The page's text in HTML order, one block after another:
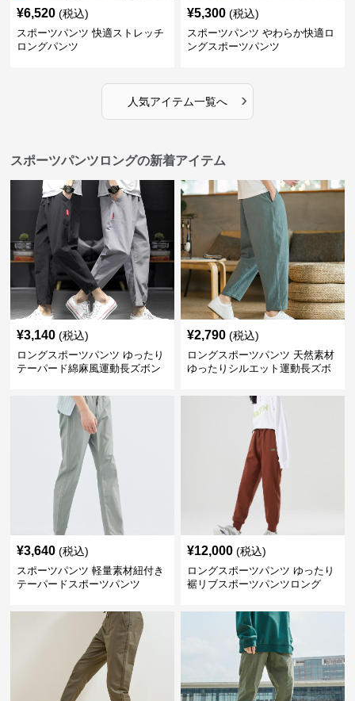
¥6,520 (税込)
スポーツパンツ 快適ストレッチ
ロングパンツ
¥5,300 (税込)
スポーツパンツ やわらか快適ロ
ングスポーツパンツ
人気アイテム一覧へ ›
スポーツパンツロングの新着アイテム
¥3,140 (税込)
ロングスポーツパンツ ゆったり
テーパード綿麻風運動長ズボン
¥2,790 (税込)
ロングスポーツパンツ 天然素材
ゆったりシルエット運動長ズボ
¥3,640 (税込)
スポーツパンツ 軽量素材紐付き
テーパードスポーツパンツ
¥12,000 (税込)
ロングスポーツパンツ ゆったり
裾リブスポーツパンツロング